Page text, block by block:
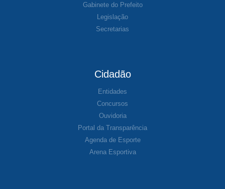
Gabinete do Prefeito
Legislação
Secretarias
Cidadão
Entidades
Concursos
Ouvidoria
Portal da Transparência
Agenda de Esporte
Arena Esportiva